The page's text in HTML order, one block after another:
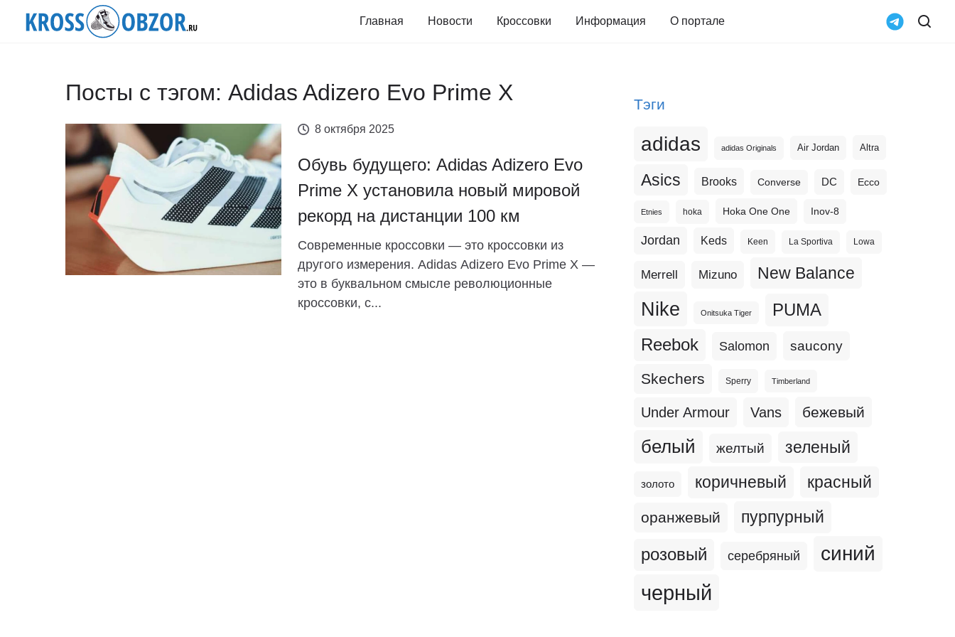
Главная Новости Кроссовки Информация О портале
Посты с тэгом: Adidas Adizero Evo Prime X
8 октября 2025
Обувь будущего: Adidas Adizero Evo
Prime X установила новый мировой
рекорд на дистанции 100 км
Современные кроссовки — это кроссовки из
другого измерения. Adidas Adizero Evo Prime X —
это в буквальном смысле революционные
кроссовки, с...
Тэги
adidas adidas Originals Air Jordan Altra
Asics Brooks Converse DC Ecco
Etnies hoka Hoka One One Inov-8
Jordan Keds Keen La Sportiva Lowa
Merrell Mizuno New Balance
Nike Onitsuka Tiger PUMA
Reebok Salomon saucony
Skechers Sperry Timberland
Under Armour Vans бежевый
белый желтый зеленый
золото коричневый красный
оранжевый пурпурный
розовый серебряный синий
черный